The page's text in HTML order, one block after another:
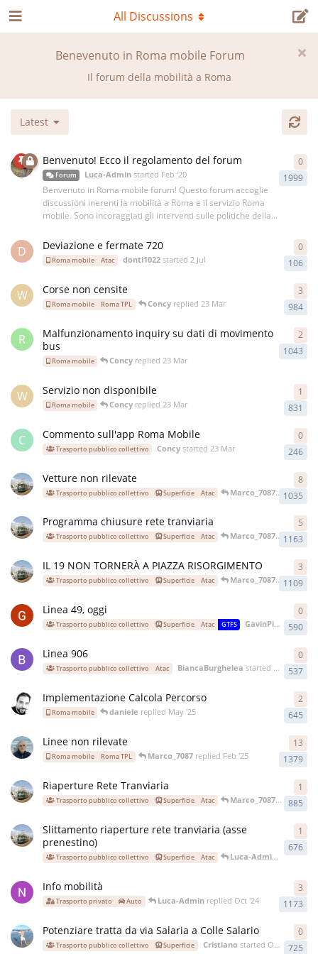
Benevenuto in Roma mobile Forum
Il forum della mobilità a Roma
All Discussions
Latest
Benvenuto! Ecco il regolamento del forum
Forum Luca-Admin started Feb '20
1999
Benvenuto in Roma mobile forum! Questo forum accoglie
discussioni inerenti la mobilità a Roma e il servizio Roma
mobile. Sono incoraggiati gli interventi sulle politiche della...
0
D Deviazione e fermate 720
Roma mobile Atac donti1022started 2 Jul 106
0
W Corse non censite
Roma mobile Roma TPL Concyreplied 23 Mar 984
3
R
Malfunzionamento inquiry su dati di movimento
bus
Roma mobile Concy replied 23 Mar
1043
2
W Servizio non disponibile
Roma mobile Concy replied 23 Mar 831
1
C Commento sull'app Roma Mobile
Trasporto pubblico collettivo Concy started 23 Mar 246
0
Vetture non rilevate
Trasporto pubblico collettivo Superficie Atac Marco_7087replied
1035
8
Programma chiusure rete tranviaria
Trasporto pubblico collettivo Superficie Atac Marco_7087replied
1163
5
IL 19 NON TORNERÀ A PIAZZA RISORGIMENTO
Trasporto pubblico collettivo Superficie Atac Marco_7087replied
1109
3
Linea 49, oggi
Trasporto pubblico collettivo Superficie Atac GTFS GavinPinna 590
0
Linea 906
Trasporto pubblico collettivo Atac BiancaBurghelea started May '25
537
0
Implementazione Calcola Percorso
Roma mobile daniele replied May '25 645
2
Linee non rilevate
Roma mobile Roma TPL Marco_7087replied Feb '25 1379
13
Riaperture Rete Tranviaria
Trasporto pubblico collettivo Superficie Atac Marco_7087replied
885
1
Slittamento riaperture rete tranviaria (asse
prenestino)
Trasporto pubblico collettivo Superficie Atac Luca-Admin
676
1
Info mobilità
Trasporto privato Auto Luca-Adminreplied Oct '24 1173
3
Potenziare tratta da via Salaria a Colle Salario
Trasporto pubblico collettivo Superficie Cristiano started Oct '24 725
0